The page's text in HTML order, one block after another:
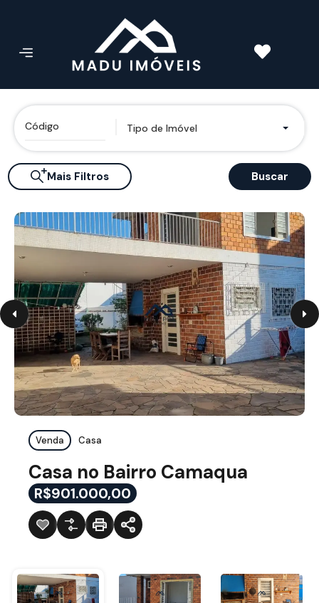
Tipo de Imóvel
Mais Filtros Buscar
Venda Casa
Casa no Bairro Camaqua
R$901.000,00